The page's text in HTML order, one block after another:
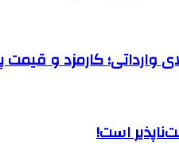
کارمزد و قیمت
است!